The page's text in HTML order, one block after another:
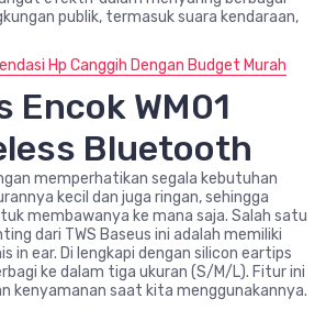
publik, termasuk suara kendaraan,
Hp Canggih Dengan Budget Murah
Encok WM01
Bluetooth
memperhatikan segala kebutuhan
kecil dan juga ringan, sehingga
membawanya ke mana saja. Salah satu
dari TWS Baseus ini adalah memiliki
in ear. Di lengkapi dengan silicon eartips
ke dalam tiga ukuran (S/M/L). Fitur ini
kenyamanan saat kita menggunakannya.